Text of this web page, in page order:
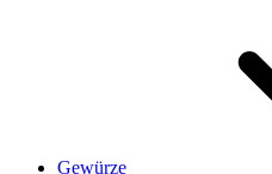
Gewürze